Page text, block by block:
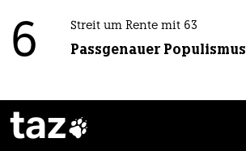
6 Streit um Rente mit 63
Passgenauer Populismus
taz